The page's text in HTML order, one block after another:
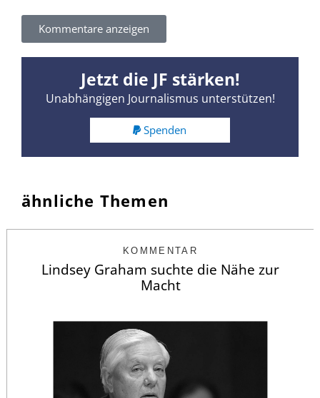
Kommentare anzeigen
Jetzt die JF stärken!
Unabhängigen Journalismus unterstützen!
Spenden
ähnliche Themen
KOMMENTAR
Lindsey Graham suchte die Nähe zur
Macht